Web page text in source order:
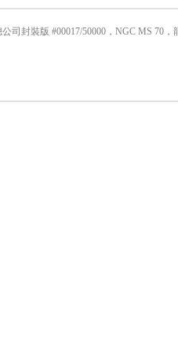
司封裝版 #00017/50000，NGC MS 70